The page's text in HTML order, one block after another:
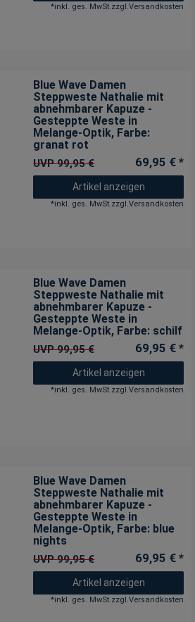
*inkl. ges. MwSt.zzgl.Versandkosten
Blue Wave Damen
Steppweste Nathalie mit
abnehmbarer Kapuze -
Gesteppte Weste in
Melange-Optik, Farbe:
granat rot
UVP 99,95 € 69,95 € *
Artikel anzeigen
*inkl. ges. MwSt.zzgl.Versandkosten
Blue Wave Damen
Steppweste Nathalie mit
abnehmbarer Kapuze -
Gesteppte Weste in
Melange-Optik, Farbe: schilf
UVP 99,95 € 69,95 € *
Artikel anzeigen
*inkl. ges. MwSt.zzgl.Versandkosten
Blue Wave Damen
Steppweste Nathalie mit
abnehmbarer Kapuze -
Gesteppte Weste in
Melange-Optik, Farbe: blue
nights
UVP 99,95 € 69,95 € *
Artikel anzeigen
*inkl. ges. MwSt.zzgl.Versandkosten